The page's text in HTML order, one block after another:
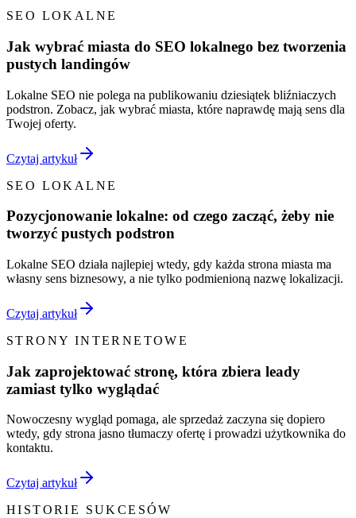
SEO LOKALNE
Jak wybrać miasta do SEO lokalnego bez tworzenia
pustych landingów
Lokalne SEO nie polega na publikowaniu dziesiątek bliźniaczych
podstron. Zobacz, jak wybrać miasta, które naprawdę mają sens dla
Twojej oferty.
Czytaj artykuł
SEO LOKALNE
Pozycjonowanie lokalne: od czego zacząć, żeby nie
tworzyć pustych podstron
Lokalne SEO działa najlepiej wtedy, gdy każda strona miasta ma
własny sens biznesowy, a nie tylko podmienioną nazwę lokalizacji.
Czytaj artykuł
STRONY INTERNETOWE
Jak zaprojektować stronę, która zbiera leady
zamiast tylko wyglądać
Nowoczesny wygląd pomaga, ale sprzedaż zaczyna się dopiero
wtedy, gdy strona jasno tłumaczy ofertę i prowadzi użytkownika do
kontaktu.
Czytaj artykuł
HISTORIE SUKCESÓW